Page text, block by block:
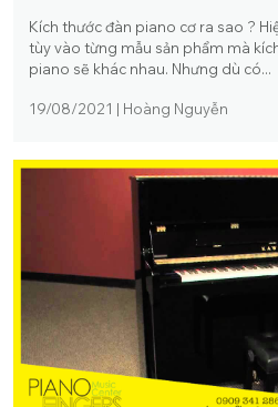
Kích thước đàn piano cơ ra sao ?
tùy vào từng mẫu sản phẩm mà
piano sẽ khác nhau. Nhưng dù có...
19/08/2021 | Hoàng Nguyễn